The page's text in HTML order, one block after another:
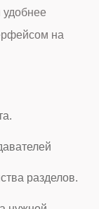
удобнее
на
разделов.